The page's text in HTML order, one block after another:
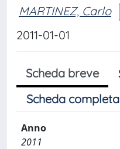
MARTINEZ, Carlo
2011-01-01
Scheda breve
Scheda
Anno
2011